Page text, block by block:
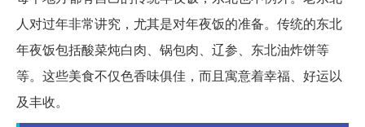
人对过年非常讲究，尤其是对年夜饭的准备。传统的东北
年夜饭包括酸菜炖白肉、锅包肉、辽参、东北油炸饼等
等。这些美食不仅色香味俱佳，而且寓意着幸福、好运以
及丰收。